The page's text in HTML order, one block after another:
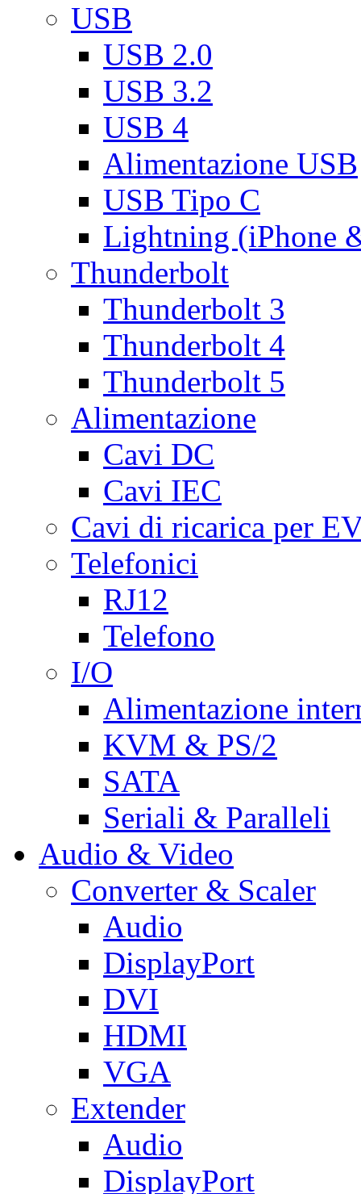
USB
USB 2.0
USB 3.2
USB 4
Alimentazione USB
USB Tipo C
Lightning (iPhone
Thunderbolt
Thunderbolt 3
Thunderbolt 4
Thunderbolt 5
Alimentazione
Cavi DC
Cavi IEC
Cavi di ricarica per
Telefonici
RJ12
Telefono
I/O
Alimentazione
KVM & PS/2
SATA
Seriali & Paralleli
Audio & Video
Converter & Scaler
Audio
DisplayPort
DVI
HDMI
VGA
Extender
Audio
DisplayPort